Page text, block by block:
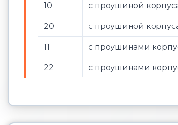
10 с проушиной
20 с проушиной
11 с проушинами
22 с проушинами